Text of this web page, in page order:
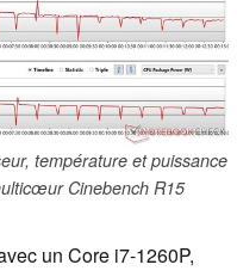
température et puissance
Cinebench R15
un Core i7-1260P,